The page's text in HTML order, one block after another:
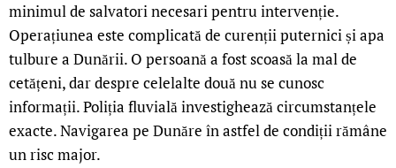
minimul de salvatori necesari pentru intervenție.
Operațiunea este complicată de curenții puternici și apa
tulbure a Dunării. O persoană a fost scoasă la mal de
cetățeni, dar despre celelalte două nu se cunosc
informații. Poliția fluvială investighează circumstanțele
exacte. Navigarea pe Dunăre în astfel de condiții rămâne
un risc major.